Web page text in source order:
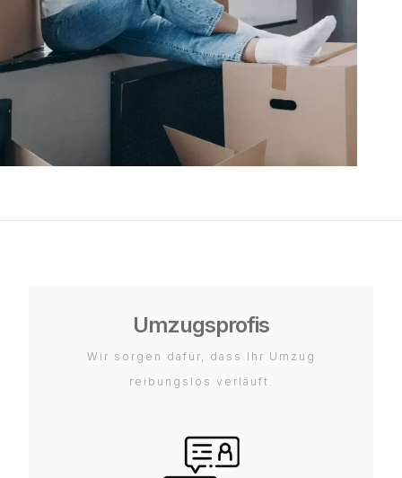
Umzugsprofis
Wir sorgen dafür, dass Ihr Umzug
reibungslos verläuft.